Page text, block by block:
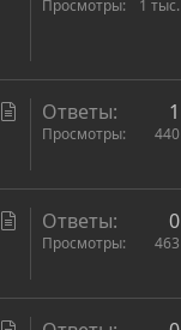
ь
Просмотры 1 тыс.
т
Ответы 1
Просмотры 440
т
Ответы 0
Просмотры 463